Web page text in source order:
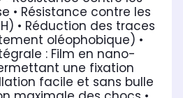
• Résistance contre les
• Réduction des traces
oléophobique) •
: Film en nano-
une fixation
facile et sans bulle